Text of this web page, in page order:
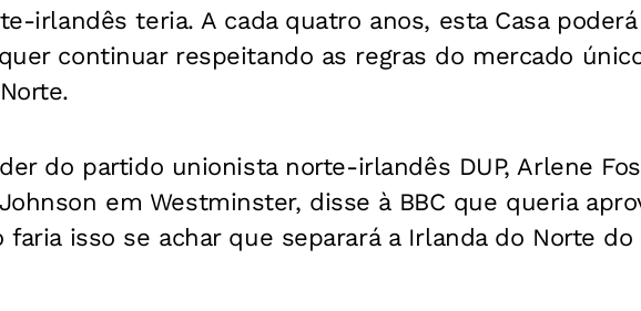
irlandês teria. A cada quatro anos, esta Casa
continuar respeitando as regras do mercado
do partido unionista norte-irlandês DUP, Arlene
em Westminster, disse à BBC que queria
faria isso se achar que separará a Irlanda do Norte